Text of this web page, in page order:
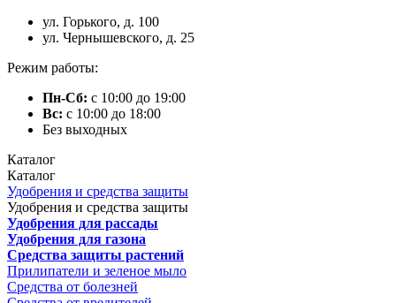
ул. Горького, д. 100
ул. Чернышевского, д. 25
Режим работы:
Пн-Сб: с 10:00 до 19:00
Вс: с 10:00 до 18:00
Без выходных
Каталог
Каталог
Удобрения и средства защиты
Удобрения и средства защиты
Удобрения для рассады
Удобрения для газона
Средства защиты растений
Прилипатели и зеленое мыло
Средства от болезней